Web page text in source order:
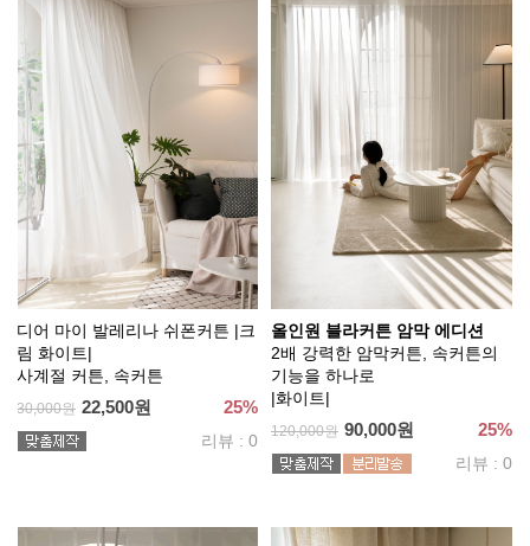
디어 마이 발레리나 쉬폰커튼 |크
림 화이트|
사계절 커튼, 속커튼
30,000원 22,500원 25%
리뷰 : 0
올인원 블라커튼 암막 에디션
2배 강력한 암막커튼, 속커튼의
기능을 하나로
|화이트|
120,000원 90,000원 25%
리뷰 : 0